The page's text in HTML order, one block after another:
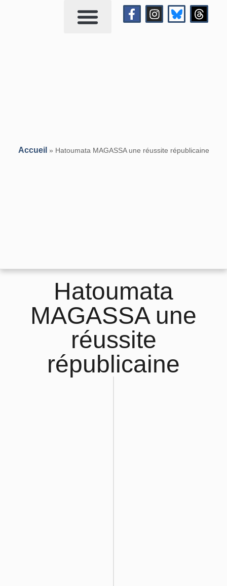
Accueil » Hatoumata MAGASSA une réussite républicaine
Hatoumata
MAGASSA une
réussite
républicaine